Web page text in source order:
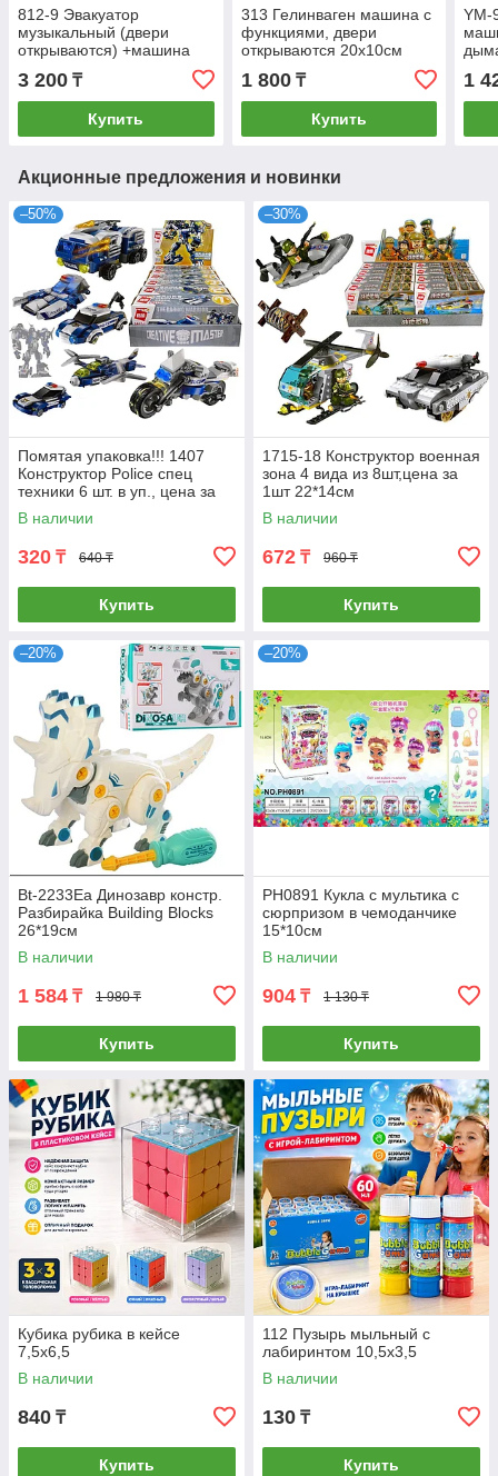
812-9 Эвакуатор
музыкальный (двери
открываются) +машина
(двери открываются)
32х20см
3 200 ₸
Купить
313 Гелинваген машина с
функциями, двери
открываются 20х10см
1 800₸
Купить
YM-
1
Акционные предложения и новинки
–50%
Помятая упаковка!!! 1407
Конструктор Police спец
техники 6 шт. в уп., цена за
1шт 21*9 см
В наличии
320 ₸ 640 ₸
Купить
–30%
1715-18 Конструктор военная
зона 4 вида из 8шт,цена за
1шт 22*14см
В наличии
672 ₸ 960 ₸
Купить
–20%
Bt-2233Ea Динозавр констр.
Разбирайка Building Blocks
26*19см
В наличии
1 584 ₸ 1 980 ₸
Купить
–20%
PH0891 Кукла с мультика с
сюрпризом в чемоданчике
15*10см
В наличии
904 ₸ 1 130 ₸
Купить
Кубика рубика в кейсе
7,5х6,5
В наличии
840 ₸
Купить
112 Пузырь мыльный с
лабиринтом 10,5х3,5
В наличии
130 ₸
Купить